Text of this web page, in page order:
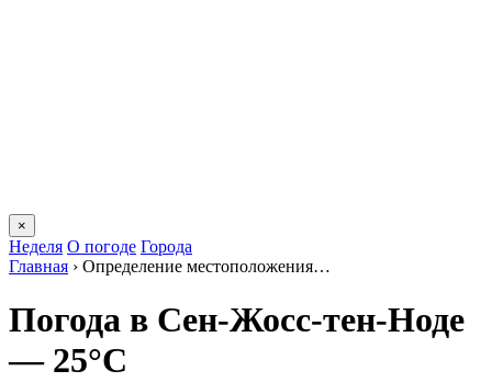
×
Неделя О погоде Города
Главная › Определение местоположения…
Погода в Сен-Жосс-тен-Ноде
— 25°C